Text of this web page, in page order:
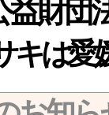
財団
キは愛